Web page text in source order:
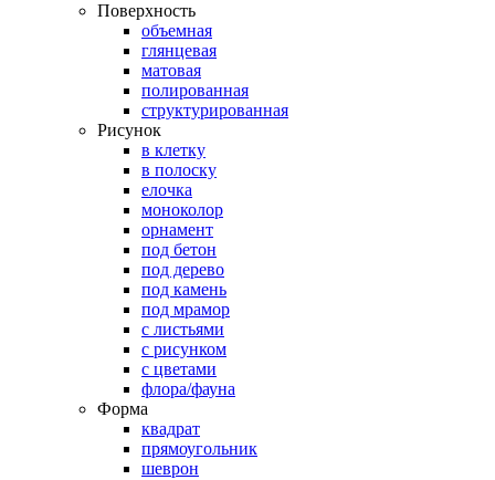
Поверхность
объемная
глянцевая
матовая
полированная
структурированная
Рисунок
в клетку
в полоску
елочка
моноколор
орнамент
под бетон
под дерево
под камень
под мрамор
с листьями
с рисунком
с цветами
флора/фауна
Форма
квадрат
прямоугольник
шеврон